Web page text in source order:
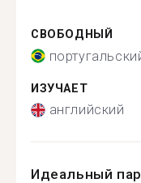
СВОБОДНЫЙ
ИЗУЧАЕТ
английский
Идеальный